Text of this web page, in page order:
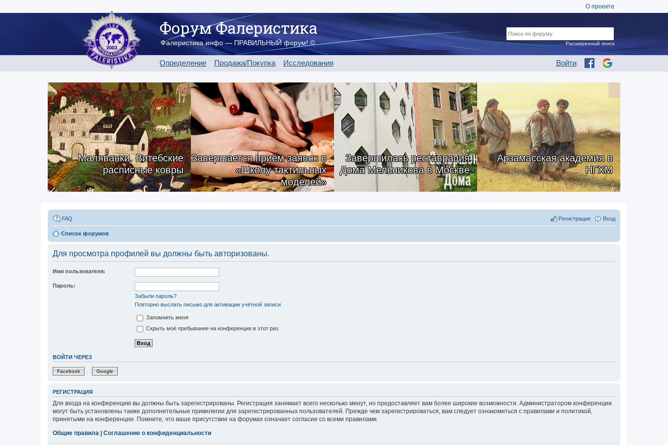
О проекте
Форум Фалеристика
Фалеристика.инфо — ПРАВИЛЬНЫЙ форум! ©
Определение Продажа/Покупка Исследования Войти
Расширенный поиск
Маляванки. Витебские
расписные ковры
Завершается приём заявок в
«Школу тактильных
моделей»
Завершилась реставрация
Дома Мельникова в Москве
Арзамасская академия в
НГХМ
FAQ Вход
Регистрация
Список форумов
Для просмотра профилей вы должны быть авторизованы.
Имя пользователя:
Пароль:
Забыли пароль?
Повторно выслать письмо для активации учётной записи
Запомнить меня
Скрыть моё пребывание на конференции в этот раз
ВОЙТИ ЧЕРЕЗ
Facebook Google
РЕГИСТРАЦИЯ
Для входа на конференцию вы должны быть зарегистрированы. Регистрация занимает всего несколько минут, но предоставляет вам более широкие возможности. Администратором конференции
могут быть установлены также дополнительные привилегии для зарегистрированных пользователей. Прежде чем зарегистрироваться, вам следует ознакомиться с правилами и политикой,
принятыми на конференции. Помните, что ваше присутствие на форумах означает согласие со всеми правилами.
Общие правила
Соглашение о конфиденциальности